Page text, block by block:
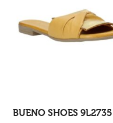
BUENO SHOES 9L2735